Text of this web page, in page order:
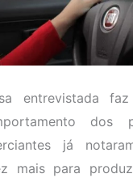
entrevistada
dos
já
mais para